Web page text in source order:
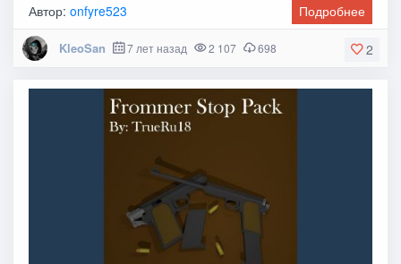
Автор:onfyre523 Подробнее
2
KleoSan 7 лет назад 2 107 698